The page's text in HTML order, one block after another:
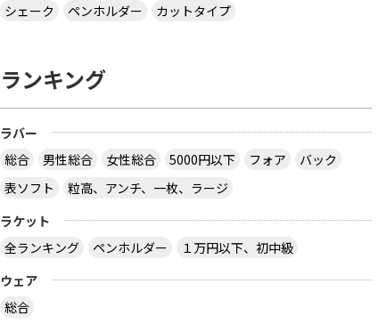
シェーク
ペンホルダー カットタイプ
ランキング
ラバー
総合
男性総合 女性総合 5000円以下 フォア
バック
表ソフト
粒高、アンチ、一枚、ラージ
ラケット
全ランキング
ペンホルダー
１万円以下、初中級
ウェア
総合